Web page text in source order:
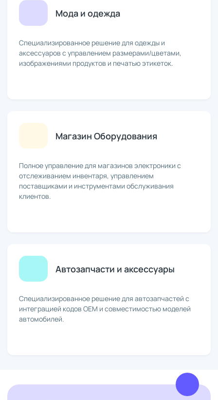
Мода и одежда
Специализированное решение для одежды и
аксессуаров с управлением размерами/цветами,
изображениями продуктов и печатью этикеток.
Магазин Оборудования
Полное управление для магазинов электроники с
отслеживанием инвентаря, управлением
поставщиками и инструментами обслуживания
клиентов.
Автозапчасти и аксессуары
Специализированное решение для автозапчастей с
интеграцией кодов OEM и совместимостью моделей
автомобилей.